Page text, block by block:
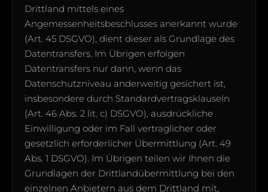
Drittland mittels eines
Angemessenheitsbeschlusses anerkannt wurde
(Art. 45 DSGVO), dient dieser als Grundlage des
Datentransfers. Im Übrigen erfolgen
Datentransfers nur dann, wenn das
Datenschutzniveau anderweitig gesichert ist,
insbesondere durch Standardvertragsklauseln
(Art. 46 Abs. 2 lit. c) DSGVO), ausdrückliche
Einwilligung oder im Fall vertraglicher oder
gesetzlich erforderlicher Übermittlung (Art. 49
Abs. 1 DSGVO). Im Übrigen teilen wir Ihnen die
Grundlagen der Drittlandübermittlung bei den
einzelnen Anbietern aus dem Drittland mit,